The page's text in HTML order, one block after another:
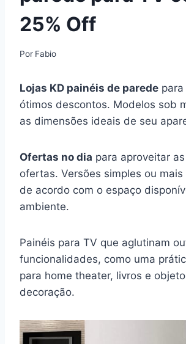
25% Off
Por Fabio
Lojas KD painéis de parede
ótimos descontos. Modelos sob
as dimensões ideais de seu
Ofertas no dia para aproveitar
ofertas. Versões simples ou
de acordo com o espaço
ambiente.
Painéis para TV que aglutinam
funcionalidades, como uma
para home theater, livros e
decoração.